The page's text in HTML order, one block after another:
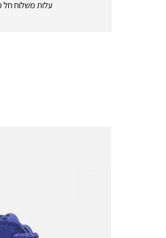
|
עלות משלוח חל מ-14.90